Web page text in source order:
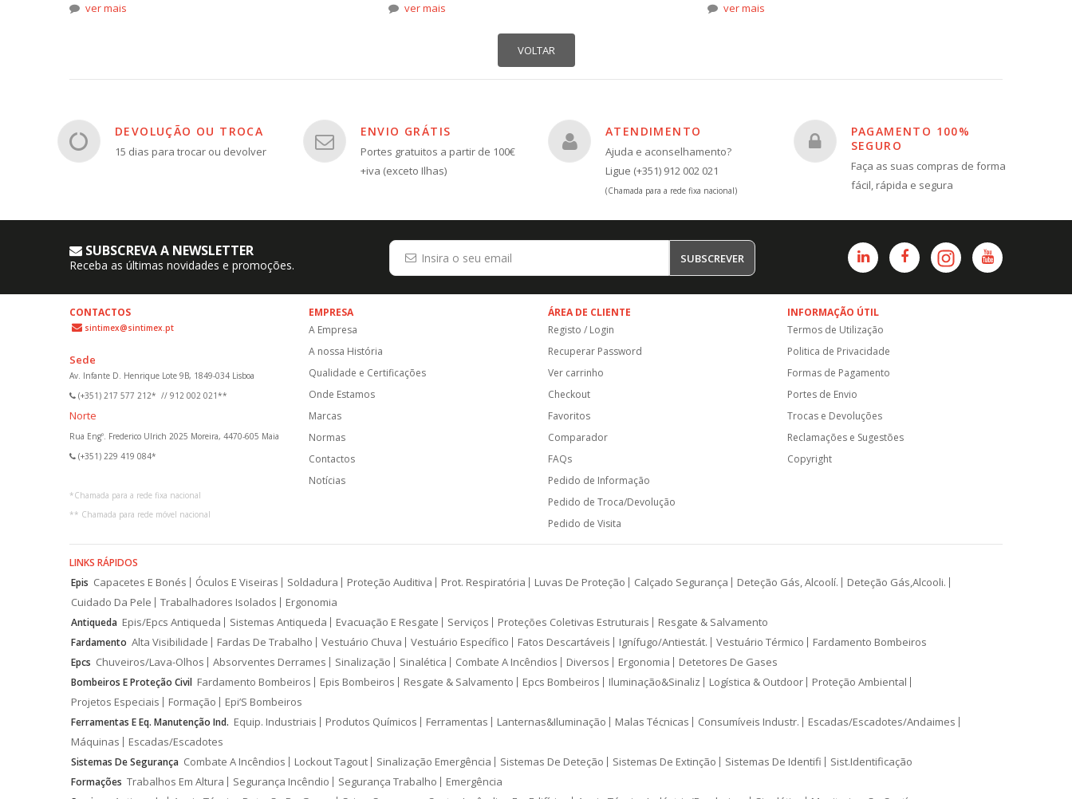
ver mais ver mais ver mais
DEVOLUÇÃO OU TROCA
15 dias para trocar ou devolver
ENVIO GRÁTIS
Portes gratuitos a partir de 100€
+iva (exceto Ilhas)
ATENDIMENTO
Ajuda e aconselhamento?
Ligue (+351) 912 002 021
(Chamada para a rede fixa nacional)
PAGAMENTO 100%
SEGURO
Faça as suas compras de forma
fácil, rápida e segura
SUBSCREVA A NEWSLETTER
Receba as últimas novidades e promoções. SUBSCREVER
CONTACTOS
sintimex@sintimex.pt
Sede
Av. Infante D. Henrique Lote 9B, 1849-034 Lisboa
(+351) 217 577 212* // 912 002 021**
Norte
Rua Engº. Frederico Ulrich 2025 Moreira, 4470-605 Maia
(+351) 229 419 084*
*Chamada para a rede fixa nacional
** Chamada para rede móvel nacional
EMPRESA
A Empresa
A nossa História
Qualidade e Certificações
Onde Estamos
Marcas
Normas
Contactos
Notícias
ÁREA DE CLIENTE
Registo / Login
Recuperar Password
Ver carrinho
Checkout
Favoritos
Comparador
FAQs
Pedido de Informação
Pedido de Troca/Devolução
Pedido de Visita
INFORMAÇÃO ÚTIL
Termos de Utilização
Politica de Privacidade
Formas de Pagamento
Portes de Envio
Trocas e Devoluções
Reclamações e Sugestões
Copyright
LINKS RÁPIDOS
Epis Capacetes E Bonés Óculos E Viseiras Soldadura Proteção Auditiva Prot. Respiratória Luvas De Proteção Calçado Segurança Deteção Gás, Alcoolí.
Deteção Gás,Alcooli.
Cuidado Da Pele
Trabalhadores Isolados Ergonomia
Antiqueda Epis/Epcs Antiqueda Sistemas Antiqueda Evacuação E Resgate Serviços Proteções Coletivas Estruturais Resgate & Salvamento
Fardamento Alta Visibilidade Fardas De Trabalho Vestuário Chuva Vestuário Específico Fatos Descartáveis Ignífugo/Antiestát. Vestuário Térmico Fardamento Bombeiros
Epcs Chuveiros/Lava-Olhos Absorventes Derrames Sinalização Sinalética Combate A Incêndios Diversos Ergonomia Detetores De Gases
Bombeiros E Proteção Civil Fardamento Bombeiros Epis Bombeiros Resgate & Salvamento Epcs Bombeiros Iluminação&Sinaliz Logística & Outdoor
Proteção Ambiental
Projetos Especiais
Formação Epi’S Bombeiros
Ferramentas E Eq. Manutenção Ind. Equip. Industriais Produtos Químicos Ferramentas Lanternas&Iluminação Malas Técnicas Consumíveis Industr.
Escadas/Escadotes/Andaimes
Máquinas
Escadas/Escadotes
Sistemas De Segurança Combate A Incêndios Lockout Tagout Sinalização Emergência Sistemas De Deteção Sistemas De Extinção Sistemas De Identifi Sist.Identificação
Formações Trabalhos Em Altura Segurança Incêndio Segurança Trabalho Emergência